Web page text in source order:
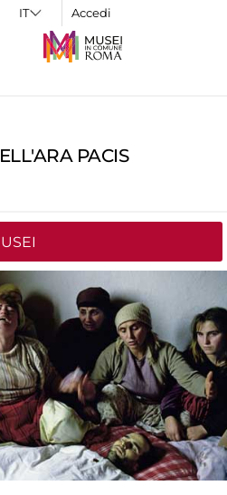
Accedi
PACIS